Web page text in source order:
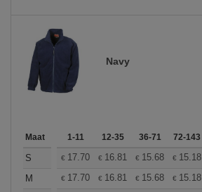
Navy
Maat 1-11 12-35 36-71 72-143
S € 17.70 € 16.81 € 15.68 € 15.18
M
€ 17.70 € 16.81 € 15.68 € 15.18